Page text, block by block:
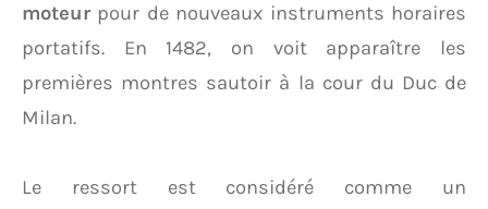
moteur pour de nouveaux instruments horaires
portatifs. En 1482, on voit apparaître les
premières montres sautoir à la cour du Duc de
Milan.
Le ressort est considéré comme un